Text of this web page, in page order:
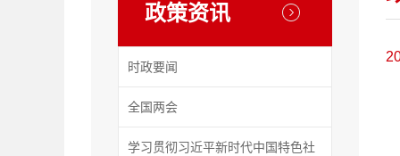
政策资讯
时政要闻
全国两会
学习贯彻习近平新时代中国特色社